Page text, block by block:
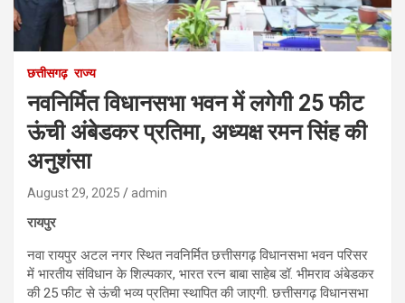
छत्तीसगढ़ राज्य
नवनिर्मित विधानसभा भवन में लगेगी 25 फीट
ऊंची अंबेडकर प्रतिमा, अध्यक्ष रमन सिंह की
अनुशंसा
August 29, 2025 admin
रायपुर
नवा रायपुर अटल नगर स्थित नवनिर्मित छत्तीसगढ़ विधानसभा भवन परिसर
में भारतीय संविधान के शिल्पकार, भारत रत्न बाबा साहेब डॉ. भीमराव अंबेडकर
की 25 फीट से ऊंची भव्य प्रतिमा स्थापित की जाएगी. छत्तीसगढ़ विधानसभा